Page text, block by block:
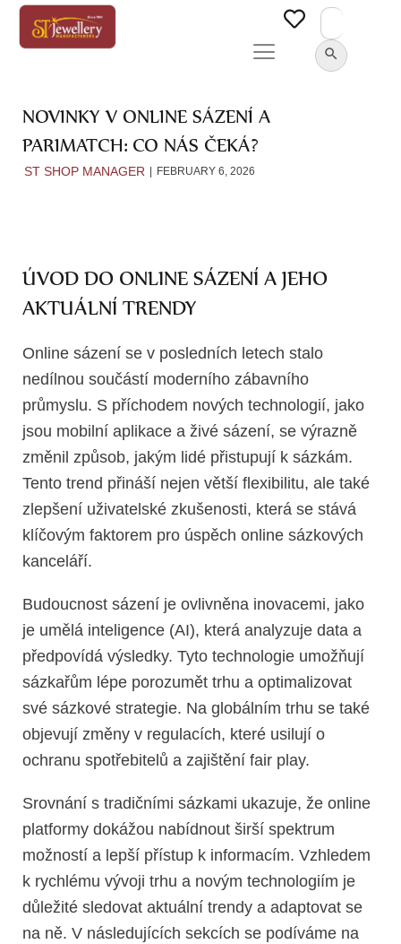
Search
SEARCH BUTTON
NOVINKY V ONLINE SÁZENÍ A
PARIMATCH: CO NÁS ČEKÁ?
ST SHOP MANAGER FEBRUARY 6, 2026
ÚVOD DO ONLINE SÁZENÍ A JEHO
AKTUÁLNÍ TRENDY
Online sázení se v posledních letech stalo
nedílnou součástí moderního zábavního
průmyslu. S příchodem nových technologií, jako
jsou mobilní aplikace a živé sázení, se výrazně
změnil způsob, jakým lidé přistupují k sázkám.
Tento trend přináší nejen větší flexibilitu, ale také
zlepšení uživatelské zkušenosti, která se stává
klíčovým faktorem pro úspěch online sázkových
kanceláří.
Budoucnost sázení je ovlivněna inovacemi, jako
je umělá inteligence (AI), která analyzuje data a
předpovídá výsledky. Tyto technologie umožňují
sázkařům lépe porozumět trhu a optimalizovat
své sázkové strategie. Na globálním trhu se také
objevují změny v regulacích, které usilují o
ochranu spotřebitelů a zajištění fair play.
Srovnání s tradičními sázkami ukazuje, že online
platformy dokážou nabídnout širší spektrum
možností a lepší přístup k informacím. Vzhledem
k rychlému vývoji trhu a novým technologiím je
důležité sledovat aktuální trendy a adaptovat se
na ně. V následujících sekcích se podíváme na